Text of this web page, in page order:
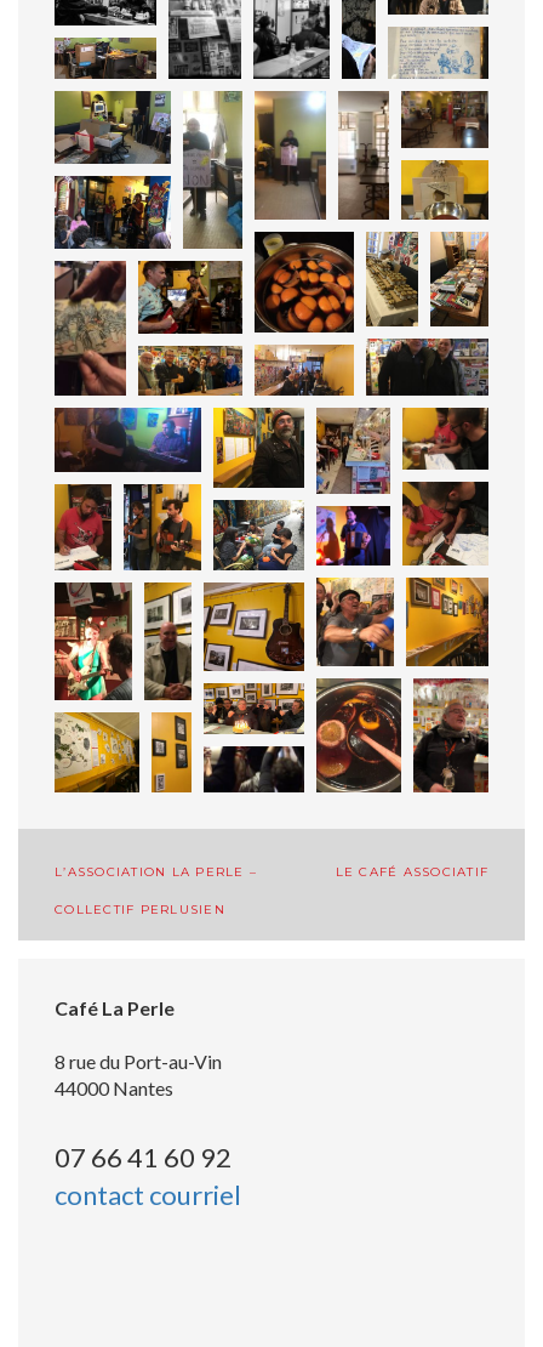
Navigation
de
l’article
L’ASSOCIATION LA PERLE –
COLLECTIF PERLUSIEN
LE CAFÉ ASSOCIATIF
Café La Perle
8 rue du Port-au-Vin
44000 Nantes
07 66 41 60 92
contact courriel